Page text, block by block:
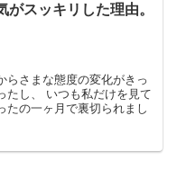
がスッキリした理由。
らさまな態度の変化がきっ
たし、 いつも私だけを見て
たの一ヶ月で裏切られまし